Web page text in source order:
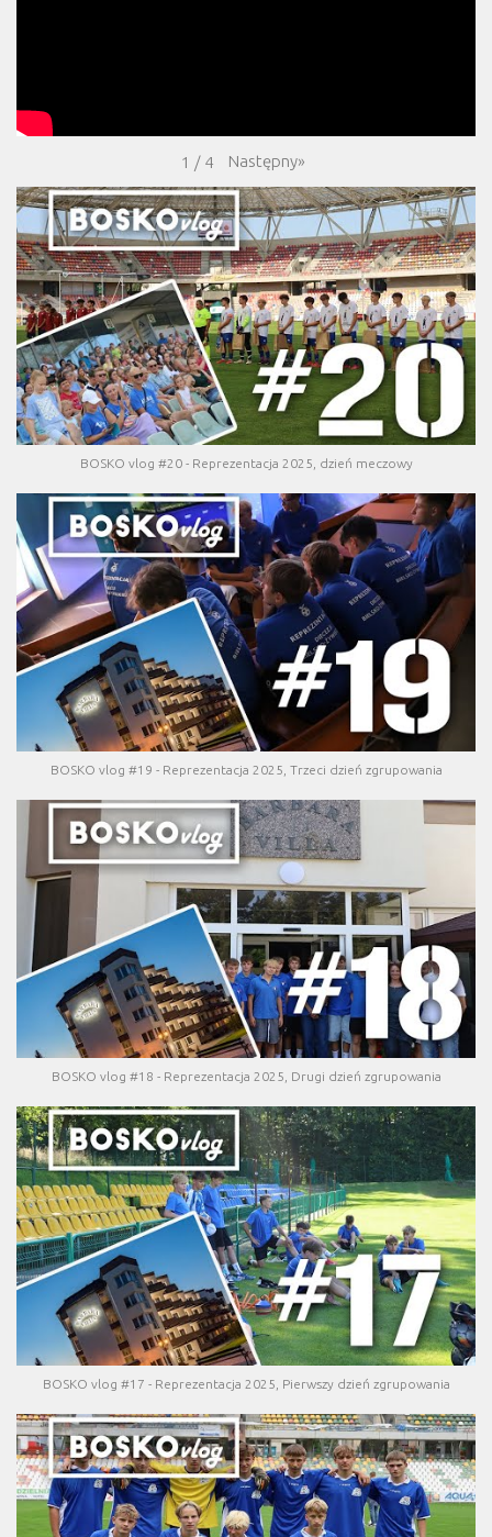
1 / 4 Następny»
BOSKO vlog #20 - Reprezentacja 2025, dzień meczowy
BOSKO vlog #19 - Reprezentacja 2025, Trzeci dzień zgrupowania
BOSKO vlog #18 - Reprezentacja 2025, Drugi dzień zgrupowania
BOSKO vlog #17 - Reprezentacja 2025, Pierwszy dzień zgrupowania